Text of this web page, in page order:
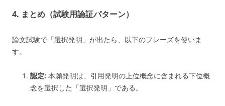
4. まとめ（試験用論証パターン）
論文試験で「選択発明」が出たら、以下のフレーズを使いま
す。
認定: 本願発明は、引用発明の上位概念に含まれる下位概
念を選択した「選択発明」である。